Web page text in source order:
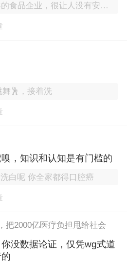
品企业，很让人没有安全感
舞🕺，接着洗
，知识和认知是有门槛的
白呢 你全家都得口腔癌
把2000亿医疗负担甩给社会
没数据论证，仅凭wg式道